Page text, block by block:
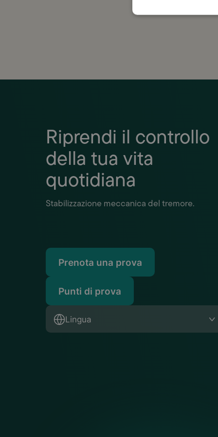
Riprendi il controllo
della tua vita
quotidiana
Stabilizzazione meccanica del tremore.
Prenota una prova
Punti di prova
Lingua